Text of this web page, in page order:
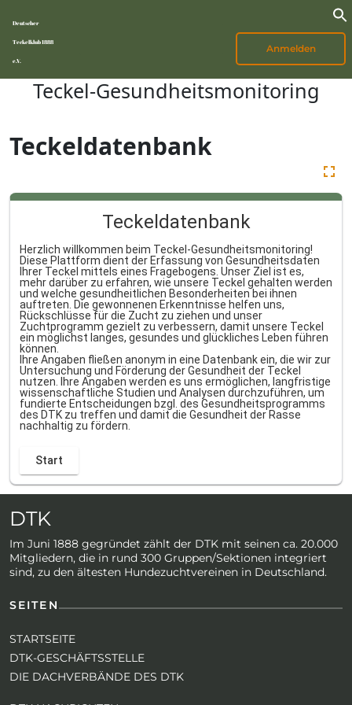
Deutscher
Teckelklub 1888
e.V.
Anmelden
Teckel-Gesundheitsmonitoring
Teckeldatenbank
Teckeldatenbank
Herzlich willkommen beim Teckel-Gesundheitsmonitoring!
Diese Plattform dient der Erfassung von Gesundheitsdaten
Ihrer Teckel mittels eines Fragebogens. Unser Ziel ist es,
mehr darüber zu erfahren, wie unsere Teckel gehalten werden
und welche gesundheitlichen Besonderheiten bei ihnen
auftreten. Die gewonnenen Erkenntnisse helfen uns,
Rückschlüsse für die Zucht zu ziehen und unser
Zuchtprogramm gezielt zu verbessern, damit unsere Teckel
ein möglichst langes, gesundes und glückliches Leben führen
können.
Ihre Angaben fließen anonym in eine Datenbank ein, die wir zur
Untersuchung und Förderung der Gesundheit der Teckel
nutzen. Ihre Angaben werden es uns ermöglichen, langfristige
wissenschaftliche Studien und Analysen durchzuführen, um
fundierte Entscheidungen bzgl. des Gesundheitsprogramms
des DTK zu treffen und damit die Gesundheit der Rasse
nachhaltig zu fördern.
DTK
Im Juni 1888 gegründet zählt der DTK mit seinen ca. 20.000
Mitgliedern, die in rund 300 Gruppen/Sektionen integriert
sind, zu den ältesten Hundezuchtvereinen in Deutschland.
SEITEN
STARTSEITE
DTK-GESCHÄFTSSTELLE
DIE DACHVERBÄNDE DES DTK